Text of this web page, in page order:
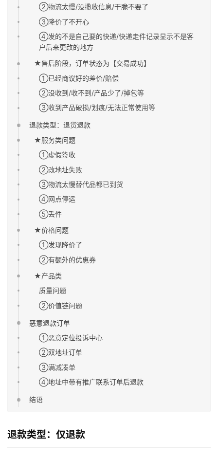
②物流太慢/没揽收信息/干脆不要了
③降价了不开心
④发的不是自己要的快递/快递走件记录显示不是客
户后来更改的地方
★售后阶段，订单状态为【交易成功】
①已经商议好的差价/赔偿
②没收到/收不到/产品少了/掉包等
③收到产品破损/划痕/无法正常使用等
退款类型：退货退款
★服务类问题
①虚假签收
②改地址失败
③物流太慢替代品都已到货
④网点停运
⑤丢件
★价格问题
①发现降价了
②有额外的优惠券
★产品类
质量问题
②价值链问题
恶意退款订单
①恶意定位投诉中心
②双地址订单
③满减凑单
④地址中带有推广联系订单后退款
结语
退款类型：仅退款